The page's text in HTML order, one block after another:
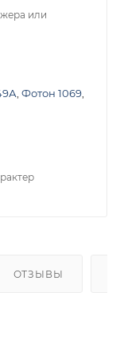
или
Фотон 1069
ОТЗЫВЫ